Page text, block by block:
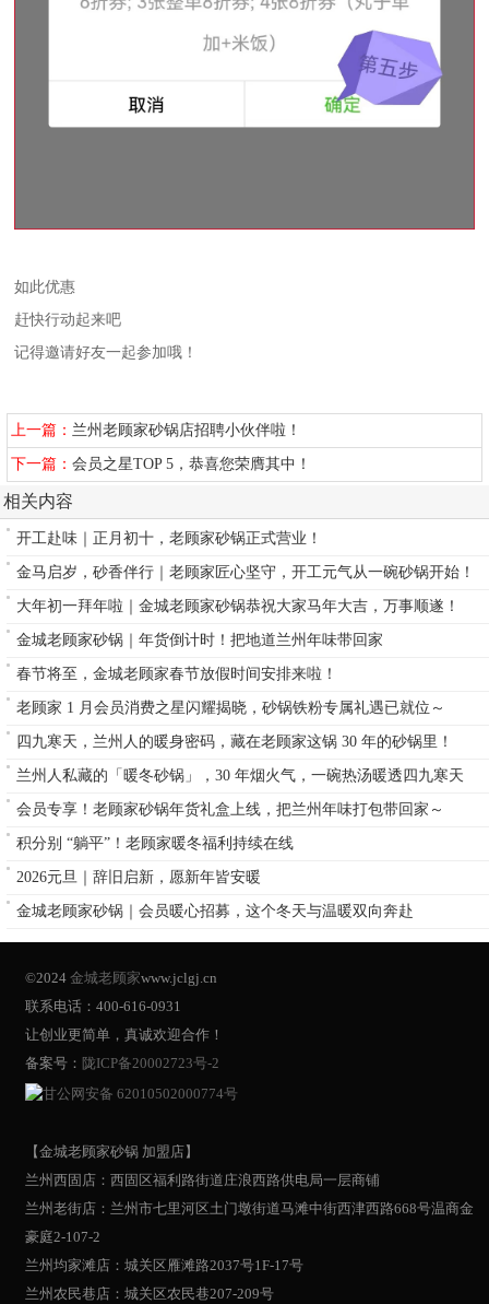
如此优惠
赶快行动起来吧
记得邀请好友一起参加哦！
上一篇： 兰州老顾家砂锅店招聘小伙伴啦！
下一篇：会员之星TOP 5，恭喜您荣膺其中！
相关内容
开工赴味｜正月初十，老顾家砂锅正式营业！
金马启岁，砂香伴行｜老顾家匠心坚守，开工元气从一碗砂锅开始！
大年初一拜年啦｜金城老顾家砂锅恭祝大家马年大吉，万事顺遂！
金城老顾家砂锅｜年货倒计时！把地道兰州年味带回家
春节将至，金城老顾家春节放假时间安排来啦！
老顾家 1 月会员消费之星闪耀揭晓，砂锅铁粉专属礼遇已就位～
四九寒天，兰州人的暖身密码，藏在老顾家这锅 30 年的砂锅里！
兰州人私藏的「暖冬砂锅」，30 年烟火气，一碗热汤暖透四九寒天
会员专享！老顾家砂锅年货礼盒上线，把兰州年味打包带回家～
积分别 “躺平”！老顾家暖冬福利持续在线
2026元旦｜辞旧启新，愿新年皆安暖
金城老顾家砂锅｜会员暖心招募，这个冬天与温暖双向奔赴
©2024金城老顾家www.jclgj.cn
联系电话：400-616-0931
让创业更简单，真诚欢迎合作！
备案号： 陇ICP备20002723号-2
甘公网安备 62010502000774号
【金城老顾家砂锅 加盟店】
兰州西固店：西固区福利路街道庄浪西路供电局一层商铺
兰州老街店：兰州市七里河区土门墩街道马滩中街西津西路668号温商金
豪庭2-107-2
兰州均家滩店：城关区雁滩路2037号1F-17号
兰州农民巷店：城关区农民巷207-209号